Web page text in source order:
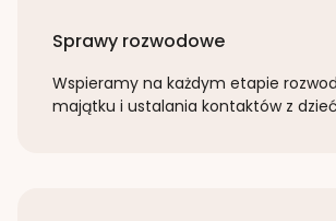
Sprawy rozwodowe
Wspieramy na każdym etapie
majątku i ustalania kontaktów z